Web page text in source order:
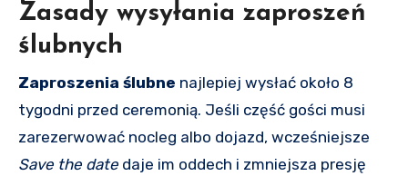
Zasady wysyłania zaproszeń
ślubnych
Zaproszenia ślubne najlepiej wysłać około 8
tygodni przed ceremonią. Jeśli część gości musi
zarezerwować nocleg albo dojazd, wcześniejsze
Save the date daje im oddech i zmniejsza presję